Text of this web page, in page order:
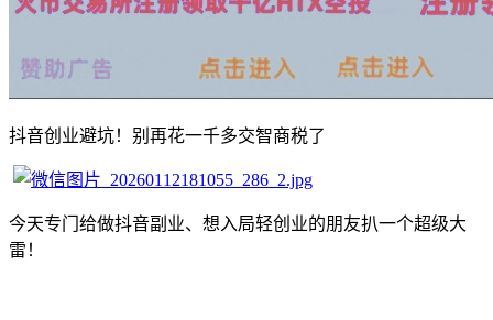
抖音创业避坑！别再花一千多交智商税了
今天专门给做抖音副业、想入局轻创业的朋友扒一个超级大
雷！